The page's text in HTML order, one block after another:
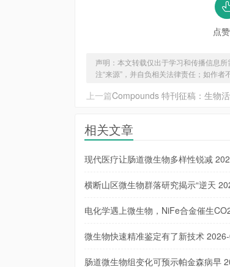
点
声明：本文转载仅出于学习和传播信息
注“来源”，并自负相关法律责任；如作
上一篇Compounds 特刊征稿：生物
相关文章
现代医疗让肠道微生物多样性锐减
横断山区微生物群落研究揭示“逆天
电化学遇上微生物，NiFe合金催生
微生物快速精准鉴定有了新技术
肠道微生物组变化可预示帕金森病早